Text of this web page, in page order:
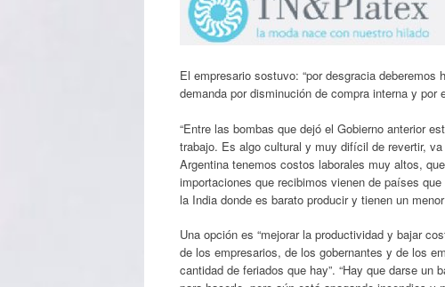
El empresario sostuvo: “por desgracia
demanda por disminución de compra interna y por
“Entre las bombas que dejó el Gobierno anterior
trabajo. Es algo cultural y muy difícil de revertir,
Argentina tenemos costos laborales muy altos,
importaciones que recibimos vienen de países
la India donde es barato producir y tienen un
Una opción es “mejorar la productividad y bajar
de los empresarios, de los gobernantes y de los
cantidad de feriados que hay”. “Hay que darse